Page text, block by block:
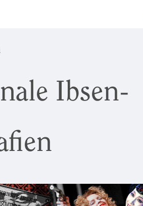
Ibsen-